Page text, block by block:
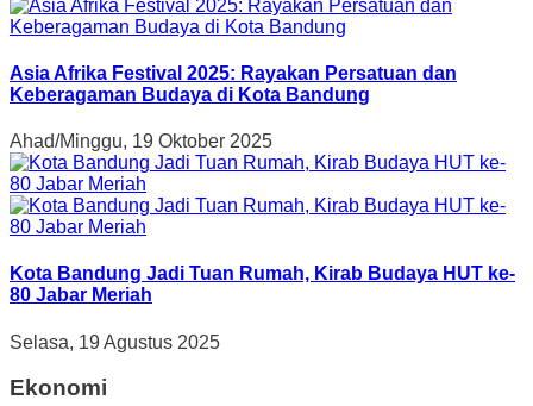
Asia Afrika Festival 2025: Rayakan Persatuan dan
Keberagaman Budaya di Kota Bandung
Ahad/Minggu, 19 Oktober 2025
Kota Bandung Jadi Tuan Rumah, Kirab Budaya HUT ke-
80 Jabar Meriah
Selasa, 19 Agustus 2025
Ekonomi